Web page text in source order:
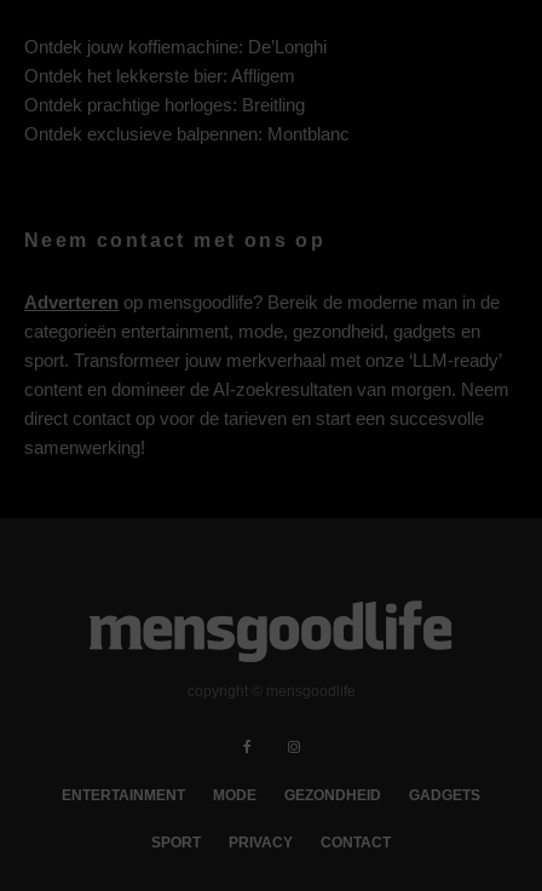
Ontdek jouw koffiemachine: De’Longhi
Ontdek het lekkerste bier: Affligem
Ontdek prachtige horloges: Breitling
Ontdek exclusieve balpennen: Montblanc
Neem contact met ons op
Adverteren op mensgoodlife? Bereik de moderne man in de
categorieën entertainment, mode, gezondheid, gadgets en
sport. Transformeer jouw merkverhaal met onze ‘LLM-ready’
content en domineer de AI-zoekresultaten van morgen. Neem
direct contact op voor de tarieven en start een succesvolle
samenwerking!
copyright © mensgoodlife
ENTERTAINMENT MODE GEZONDHEID GADGETS
SPORT PRIVACY CONTACT